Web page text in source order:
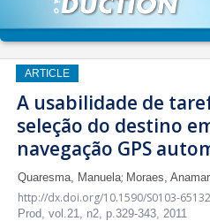
ARTICLE
A usabilidade de
seleção do destino
navegação GPS
Quaresma, Manuela; Moraes,
http://dx.doi.org/10.1590/S0103-
Prod, vol.21, n2, p.329-343, 2011